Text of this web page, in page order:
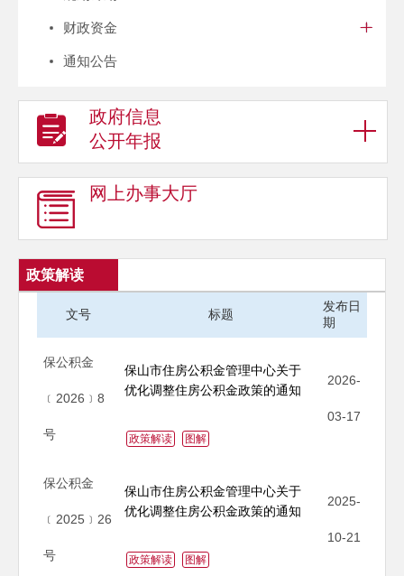
财政资金
通知公告
政府信息
公开年报
网上办事大厅
政策解读
文号 标题
发布日
期
保公积金
﹝2026﹞8
号
保山市住房公积金管理中心关于
优化调整住房公积金政策的通知
2026-
03-17
政策解读 图解
保公积金
﹝2025﹞26
号
保山市住房公积金管理中心关于
优化调整住房公积金政策的通知
2025-
10-21
政策解读 图解